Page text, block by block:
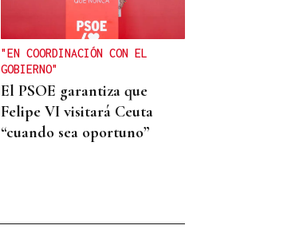
"EN COORDINACIÓN CON EL
GOBIERNO"
El PSOE garantiza que
Felipe VI visitará Ceuta
“cuando sea oportuno”